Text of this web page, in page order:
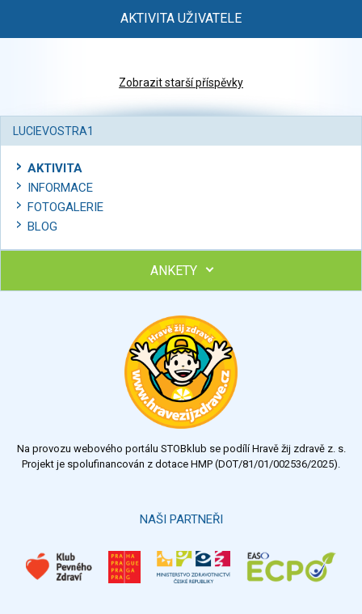
AKTIVITA UŽIVATELE
Zobrazit starší příspěvky
LUCIEVOSTRA1
AKTIVITA
INFORMACE
FOTOGALERIE
BLOG
ANKETY
Výsledky Všechny ankety
Na provozu webového portálu STOBklub se podílí Hravě žij zdravě z. s.
Projekt je spolufinancován z dotace HMP (DOT/81/01/002536/2025).
NAŠI PARTNEŘI